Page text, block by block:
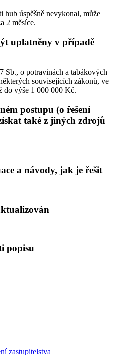
hub úspěšně nevykonal, může
2 měsíce.
uplatněny v případě
Sb., o potravinách a tabákových
souvisejících zákonů, ve
do výše 1 000 000 Kč.
postupu (o řešení
také z jiných zdrojů
a návody, jak je řešit
popisu
zastupitelstva